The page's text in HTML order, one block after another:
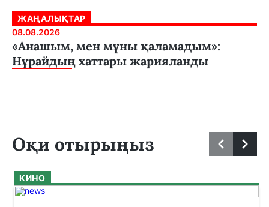
ЖАҢАЛЫҚТАР
08.08.2026
«Анашым, мен мұны қаламадым»:
Нұрайдың хаттары жарияланды
Оқи отырыңыз
КИНО